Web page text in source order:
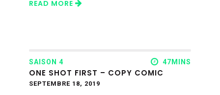
READ MORE
SAISON 4 47MINS
ONE SHOT FIRST – COPY COMIC
SEPTEMBRE 18, 2019